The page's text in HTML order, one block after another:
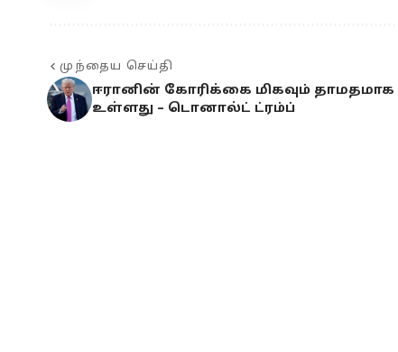
முந்தைய செய்தி
ஈரானின் கோரிக்கை மிகவும் தாமதமாக
உள்ளது – டொனால்ட் ட்ரம்ப்